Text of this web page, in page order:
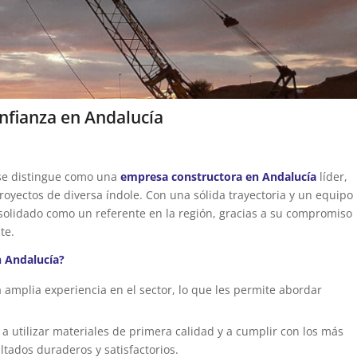
en Andalucía
distingue como una empresa constructora en Andalucía líder,
de diversa índole. Con una sólida trayectoria y un equipo
como un referente en la región, gracias a su compromiso
Andalucía?
amplia experiencia en el sector, lo que les permite abordar
utilizar materiales de primera calidad y a cumplir con los más
duraderos y satisfactorios.